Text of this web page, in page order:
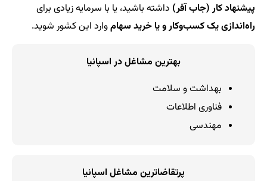
پیشنهاد کار (جاب آفر) داشته باشید، یا با سرمایه زیادی برای
راه‌اندازی یک کسب‌وکار و یا خرید سهاموارد این کشور شوید.
بهترین مشاغل در اسپانیا
بهداشت و سلامت
فناوری اطلاعات
مهندسی
پرتقاضاترین مشاغل اسپانیا